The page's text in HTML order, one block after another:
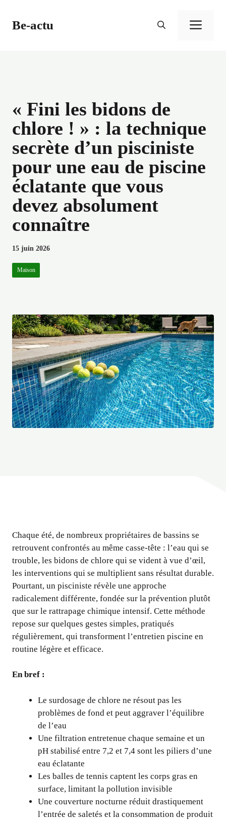
contenuBe-actu
« Fini les bidons de
chlore ! » : la technique
secrète d’un pisciniste
pour une eau de piscine
éclatante que vous
devez absolument
connaître
15 juin 2026
Maison
Chaque été, de nombreux propriétaires de bassins se
retrouvent confrontés au même casse-tête : l’eau qui se
trouble, les bidons de chlore qui se vident à vue d’œil,
les interventions qui se multiplient sans résultat durable.
Pourtant, un pisciniste révèle une approche
radicalement différente, fondée sur la prévention plutôt
que sur le rattrapage chimique intensif. Cette méthode
repose sur quelques gestes simples, pratiqués
régulièrement, qui transforment l’entretien piscine en
routine légère et efficace.
En bref :
Le surdosage de chlore ne résout pas les
problèmes de fond et peut aggraver l’équilibre
de l’eau
Une filtration entretenue chaque semaine et un
pH stabilisé entre 7,2 et 7,4 sont les piliers d’une
eau éclatante
Les balles de tennis captent les corps gras en
surface, limitant la pollution invisible
Une couverture nocturne réduit drastiquement
l’entrée de saletés et la consommation de produit